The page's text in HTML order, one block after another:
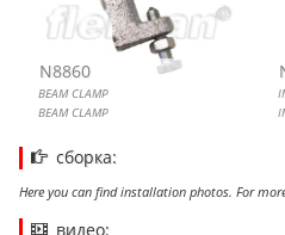
N8860
BEAM CLAMP
BEAM CLAMP
сборка:
Here you can find installation photos. For
видео: